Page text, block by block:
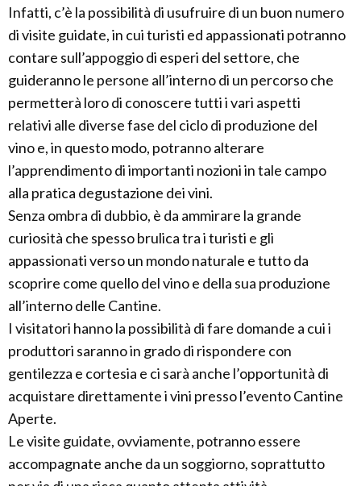
Infatti, c’è la possibilità di usufruire di un buon numero
di visite guidate, in cui turisti ed appassionati potranno
contare sull’appoggio di esperi del settore, che
guideranno le persone all’interno di un percorso che
permetterà loro di conoscere tutti i vari aspetti
relativi alle diverse fase del ciclo di produzione del
vino e, in questo modo, potranno alterare
l’apprendimento di importanti nozioni in tale campo
alla pratica degustazione dei vini.
Senza ombra di dubbio, è da ammirare la grande
curiosità che spesso brulica tra i turisti e gli
appassionati verso un mondo naturale e tutto da
scoprire come quello del vino e della sua produzione
all’interno delle Cantine.
I visitatori hanno la possibilità di fare domande a cui i
produttori saranno in grado di rispondere con
gentilezza e cortesia e ci sarà anche l’opportunità di
acquistare direttamente i vini presso l’evento Cantine
Aperte.
Le visite guidate, ovviamente, potranno essere
accompagnate anche da un soggiorno, soprattutto